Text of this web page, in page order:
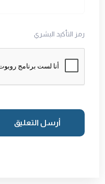
رمز التأكيد البشري
أرسل التعليق